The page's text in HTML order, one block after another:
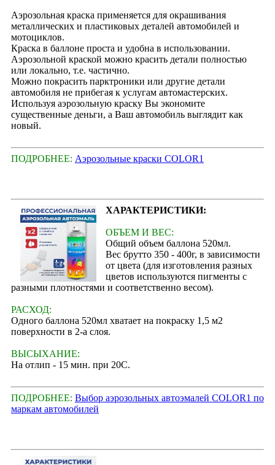
Аэрозольная краска применяется для окрашивания
металлических и пластиковых деталей автомобилей и
мотоциклов.
Краска в баллоне проста и удобна в использовании.
Аэрозольной краской можно красить детали полностью
или локально, т.е. частично.
Можно покрасить парктроники или другие детали
автомобиля не прибегая к услугам автомастерских.
Используя аэрозольную краску Вы экономите
существенные деньги, а Ваш автомобиль выглядит как
новый.
ПОДРОБНЕЕ: Аэрозольные краски COLOR1
ХАРАКТЕРИСТИКИ:
ОБЪЕМ И ВЕС:
Общий объем баллона 520мл.
Вес брутто 350 - 400г, в зависимости
от цвета (для изготовления разных
цветов используются пигменты с
разными плотностями и соответственно весом).
РАСХОД:
Одного баллона 520мл хватает на покраску 1,5 м2
поверхности в 2-а слоя.
ВЫСЫХАНИЕ:
На отлип - 15 мин. при 20С.
ПОДРОБНЕЕ: Выбор аэрозольных автоэмалей COLOR1 по
маркам автомобилей